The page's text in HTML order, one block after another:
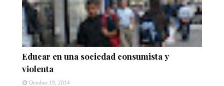
Educar en una sociedad consumista y
violenta
October 19, 2014